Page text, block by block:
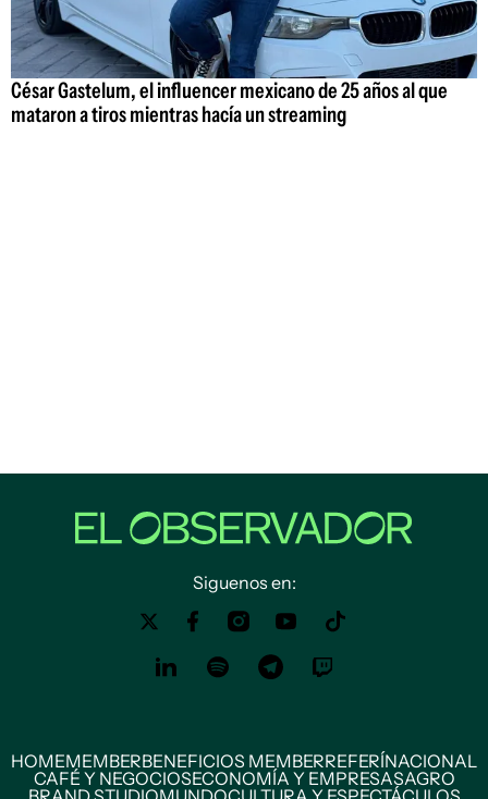
César Gastelum, el influencer mexicano de 25 años al que
mataron a tiros mientras hacía un streaming
Siguenos en:
HOMEMEMBERBENEFICIOS MEMBERREFERÍNACIONAL
CAFÉ Y NEGOCIOSECONOMÍA Y EMPRESASAGRO